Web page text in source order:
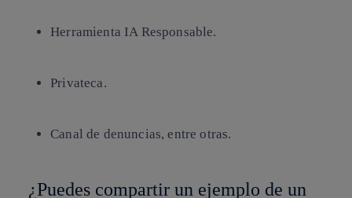
Herramienta IA Responsable.
Privateca.
Canal de denuncias, entre otras.
¿Puedes compartir un ejemplo de un